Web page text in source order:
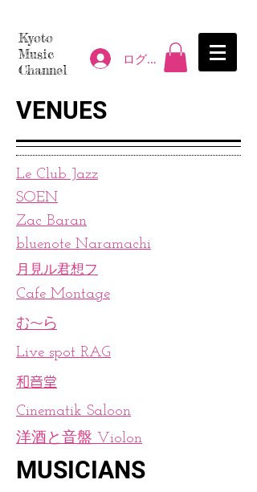
Kyoto
Music
Channel
ログイン
VENUES
Le Club Jazz
SOEN
Zac Baran
bluenote Naramachi
月見ル君想フ
Cafe Montage
む〜ら
Live spot RAG
和音堂
Cinematik Saloon
​洋酒と音盤 Violon
MUSICIANS